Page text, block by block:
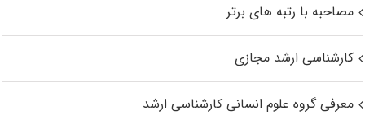
مصاحبه با رتبه های برتر
کارشناسی ارشد مجازی
معرفی گروه علوم انسانی کارشناسی ارشد